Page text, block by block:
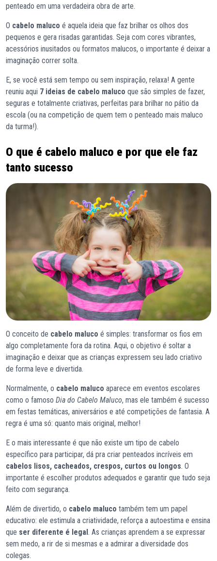
penteado em uma verdadeira obra de arte.
O cabelo maluco é aquela ideia que faz brilhar os olhos dos
pequenos e gera risadas garantidas. Seja com cores vibrantes,
acessórios inusitados ou formatos malucos, o importante é deixar a
imaginação correr solta.
E, se você está sem tempo ou sem inspiração, relaxa! A gente
reuniu aqui 7 ideias de cabelo maluco que são simples de fazer,
seguras e totalmente criativas, perfeitas para brilhar no pátio da
escola (ou na competição de quem tem o penteado mais maluco
da turma!).
O que é cabelo maluco e por que ele faz
tanto sucesso
O conceito de cabelo maluco é simples: transformar os fios em
algo completamente fora da rotina. Aqui, o objetivo é soltar a
imaginação e deixar que as crianças expressem seu lado criativo
de forma leve e divertida.
Normalmente, o cabelo maluco aparece em eventos escolares
como o famoso Dia do Cabelo Maluco, mas ele também é sucesso
em festas temáticas, aniversários e até competições de fantasia. A
regra é uma só: quanto mais original, melhor!
E o mais interessante é que não existe um tipo de cabelo
específico para participar, dá pra criar penteados incríveis em
cabelos lisos, cacheados, crespos, curtos ou longos. O
importante é escolher produtos adequados e garantir que tudo seja
feito com segurança.
Além de divertido, o cabelo maluco também tem um papel
educativo: ele estimula a criatividade, reforça a autoestima e ensina
que ser diferente é legal. As crianças aprendem a se expressar
sem medo, a rir de si mesmas e a admirar a diversidade dos
colegas.